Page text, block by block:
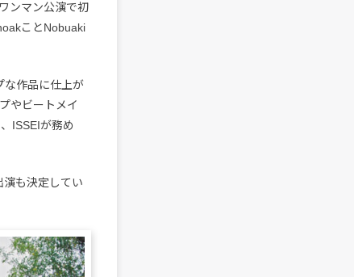
ンマン公演で初
ことNobuaki
な作品に仕上が
やビートメイ
ISSEIが務め
も決定してい